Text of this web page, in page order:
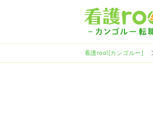
看護roo![カンゴルー]